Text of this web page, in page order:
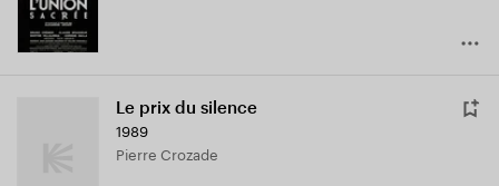
Le prix du silence
1989
Pierre Crozade